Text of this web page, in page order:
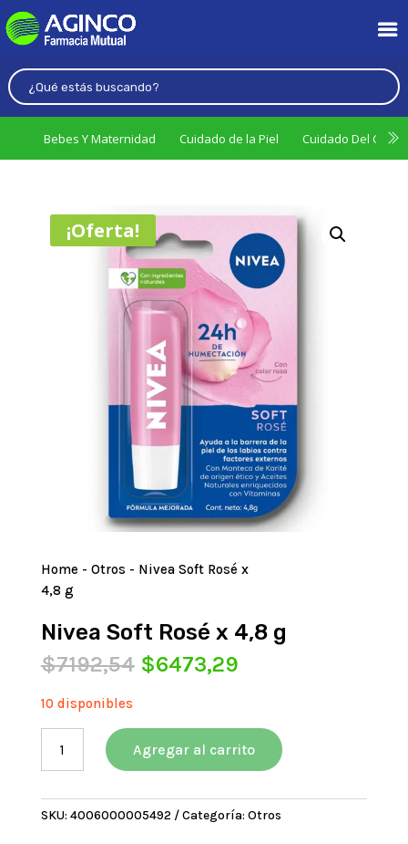
Bebes Y Maternidad Cuidado de la Piel Cuidado Del
¡Oferta!
Home - Otros - Nivea Soft Rosé x
4,8 g
Nivea Soft Rosé x 4,8 g
$7192,54 El
era:
$7192,54.
$6473,29El
es:
$6473,29.
10 disponibles
Soft
x
4,8
Agregar al carrito
SKU: 4006000005492 Categoría: Otros